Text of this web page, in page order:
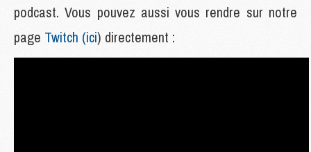
podcast. Vous pouvez aussi vous rendre sur notre
page Twitch (ici) directement :